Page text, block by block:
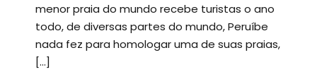
menor praia do mundo recebe turistas o ano
todo, de diversas partes do mundo, Peruíbe
nada fez para homologar uma de suas praias,
[…]